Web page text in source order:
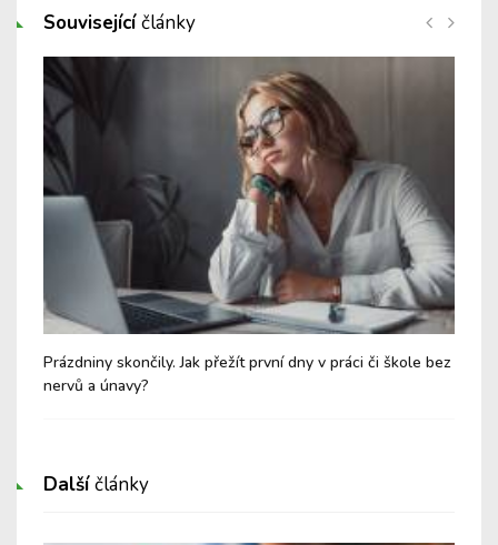
Souvisejícíčlánky
Prázdniny skončily. Jak přežít první dny v práci či škole bez
nervů a únavy?
Dalšíčlánky